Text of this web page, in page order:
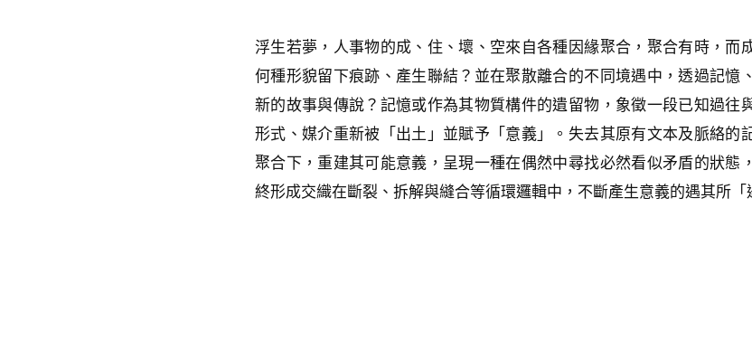
浮生若夢，人事物的成、住、壞、空來自各種因緣聚合，聚合有時，而
何種形貌留下痕跡、產生聯結？並在聚散離合的不同境遇中，透過記憶
新的故事與傳說？記憶或作為其物質構件的遺留物，象徵一段已知過往
形式、媒介重新被「出土」並賦予「意義」。失去其原有文本及脈絡的
聚合下，重建其可能意義，呈現一種在偶然中尋找必然看似矛盾的狀態
終形成交織在斷裂、拆解與縫合等循環邏輯中，不斷產生意義的遇其所「